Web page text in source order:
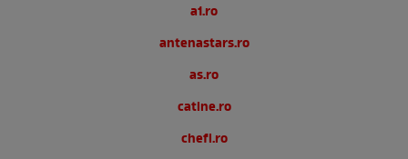
a1.ro
antenastars.ro
as.ro
catine.ro
chefi.ro